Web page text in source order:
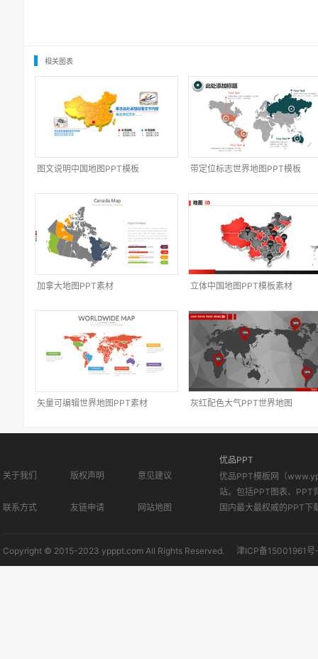
相关图表
图文说明中国地图PPT模板 带定位标志世界地图PPT模板
加拿大地图PPT素材 立体中国地图PPT模板素材
矢量可编辑世界地图PPT素材 灰红配色大气PPT世界地图
关于我们 版权声明 意见建议
联系方式 友链申请 网站地图
优品PPT
优品PPT模板网（
站。包括PPT图表、PPT
国内最大最权威的PPT下
Copyright © 2015-2023 ypppt.com All Rights Reserved. 津ICP备15001961号